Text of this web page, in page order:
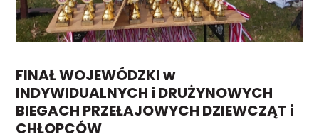
FINAŁ WOJEWÓDZKI w
INDYWIDUALNYCH i DRUŻYNOWYCH
BIEGACH PRZEŁAJOWYCH DZIEWCZĄT i
CHŁOPCÓW